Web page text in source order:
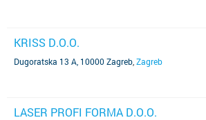
KRISS D.O.O.
Dugoratska 13 A, 10000 Zagreb Zagreb
LASER PROFI FORMA D.O.O.